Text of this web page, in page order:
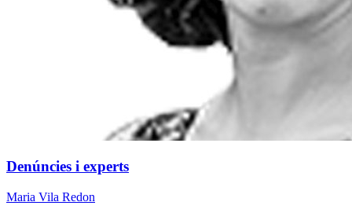
​Denúncies i experts
Maria Vila Redon